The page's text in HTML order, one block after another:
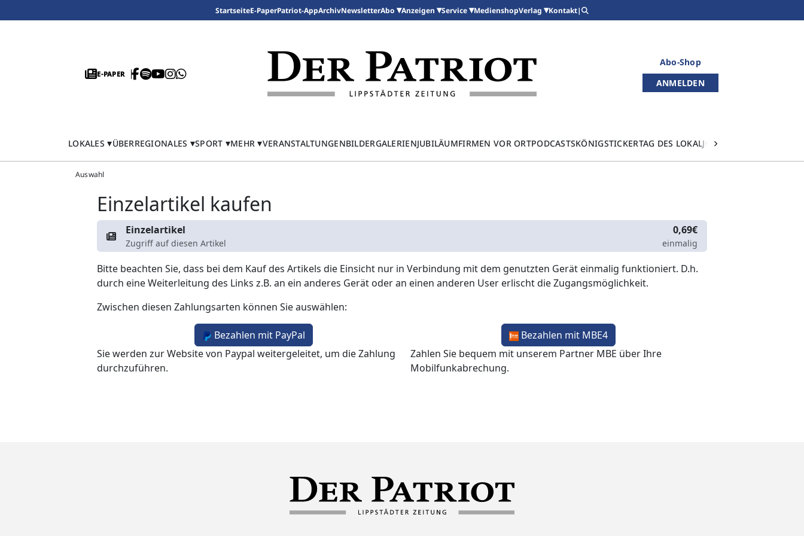
StartseiteE-PaperPatriot-AppArchivNewsletterAbo Anzeigen Service MedienshopVerlag Kontakt|
E-PAPER
Abo-Shop
ANMELDEN
LOKALES ÜBERREGIONALES SPORT MEHR VERANSTALTUNGENBILDERGALERIENJUBILÄUMFIRMEN VOR ORTPODCASTSKÖNIGSTICKERTAG DES LOKALJOURNALISMUS
Auswahl
Einzelartikel kaufen
Einzelartikel
Zugriff auf diesen Artikel
0,69€
einmalig
Bitte beachten Sie, dass bei dem Kauf des Artikels die Einsicht nur in Verbindung mit dem genutzten Gerät einmalig funktioniert. D.h.
durch eine Weiterleitung des Links z.B. an ein anderes Gerät oder an einen anderen User erlischt die Zugangsmöglichkeit.
Zwischen diesen Zahlungsarten können Sie auswählen:
Bezahlen mit PayPal
Sie werden zur Website von Paypal weitergeleitet, um die Zahlung
durchzuführen.
Bezahlen mit MBE4
Zahlen Sie bequem mit unserem Partner MBE über Ihre
Mobilfunkabrechung.